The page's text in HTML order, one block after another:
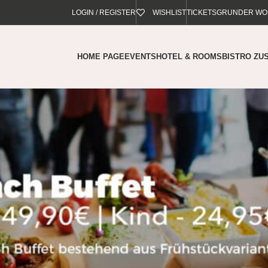
LOGIN / REGISTER WISHLISTTICKETSGRUNDER
HOME PAGEEVENTSHOTEL & ROOMSBISTRO